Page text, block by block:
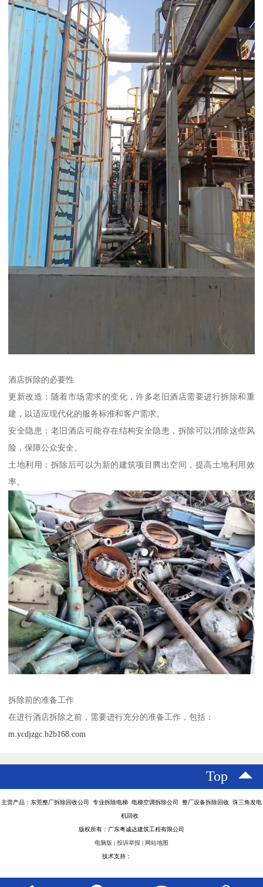
酒店拆除的必要性
更新改造：随着市场需求的变化，许多老旧酒店需要进行拆除和重
建，以适应现代化的服务标准和客户需求。
安全隐患：老旧酒店可能存在结构安全隐患，拆除可以消除这些风
险，保障公众安全。
土地利用：拆除后可以为新的建筑项目腾出空间，提高土地利用效
率。
拆除前的准备工作
在进行酒店拆除之前，需要进行充分的准备工作，包括：
m.ycdjzgc.b2b168.com
Top
主营产品：东莞整厂拆除回收公司 专业拆除电梯 电梯空调拆除公司 整厂设备拆除回收 珠三角发电
机回收
版权所有：广东粤诚达建筑工程有限公司
电脑版 | 投诉举报 | 网站地图
技术支持：